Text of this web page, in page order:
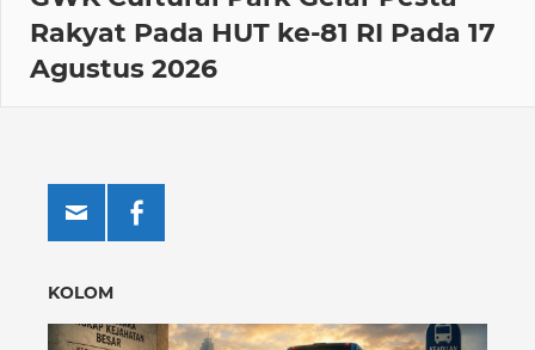
Rakyat Pada HUT ke-81 RI Pada 17
Agustus 2026
KOLOM